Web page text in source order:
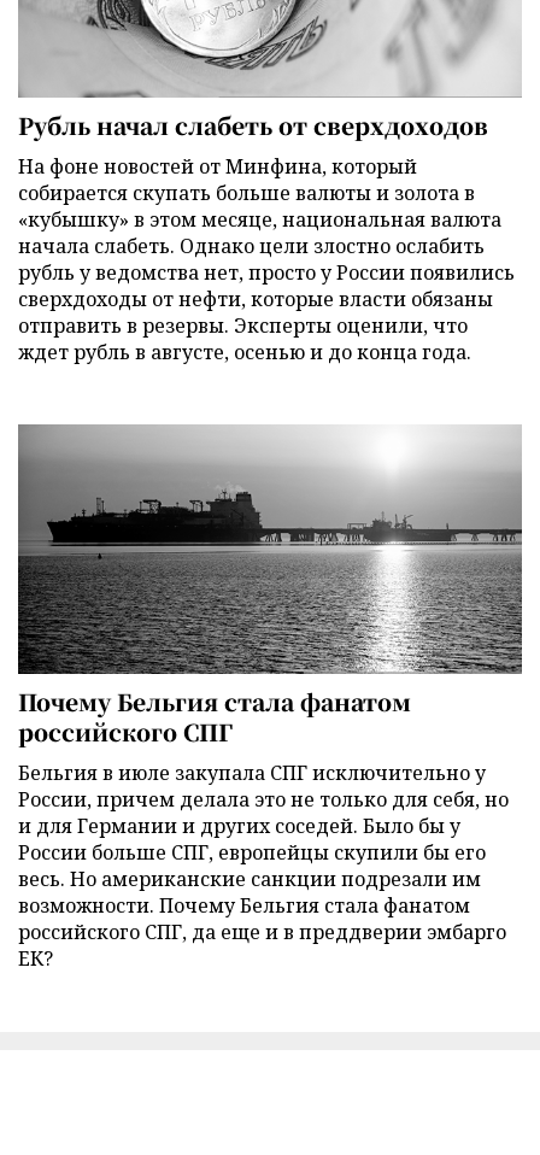
Рубль начал слабеть от сверхдоходов
На фоне новостей от Минфина, который
собирается скупать больше валюты и золота в
«кубышку» в этом месяце, национальная валюта
начала слабеть. Однако цели злостно ослабить
рубль у ведомства нет, просто у России появились
сверхдоходы от нефти, которые власти обязаны
отправить в резервы. Эксперты оценили, что
ждет рубль в августе, осенью и до конца года.
Почему Бельгия стала фанатом
российского СПГ
Бельгия в июле закупала СПГ исключительно у
России, причем делала это не только для себя, но
и для Германии и других соседей. Было бы у
России больше СПГ, европейцы скупили бы его
весь. Но американские санкции подрезали им
возможности. Почему Бельгия стала фанатом
российского СПГ, да еще и в преддверии эмбарго
ЕК?